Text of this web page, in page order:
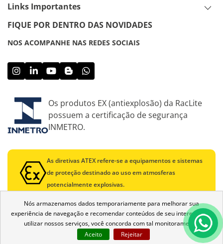
Nós armazenamos dados temporariamente para melhorar sua
experiência de navegação e recomendar conteúdos de seu interesse. Ao
utilizar nossos serviços, você concorda com tal monitoramento.
Aceito
Rejeitar
Links Importantes
FIQUE POR DENTRO DAS NOVIDADES
NOS ACOMPANHE NAS REDES SOCIAIS
Os produtos EX (antiexplosão) da RacLite
possuem a certificação de segurança
INMETRO.
As diretivas ATEX refere-se a equipamentos e sistemas
de proteção destinado ao uso em atmosferas
potencialmente explosivas.
© 2026 RacLite, todos os direitos reservados.